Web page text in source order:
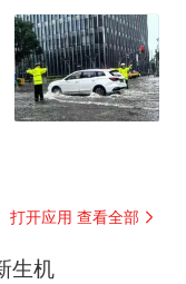
打开应用 查看全部
生机